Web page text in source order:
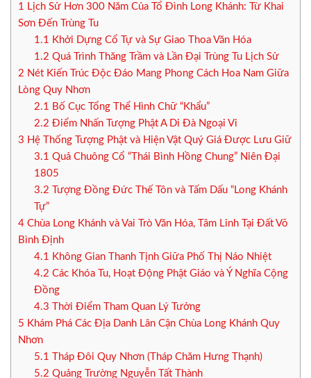
1
Lịch Sử Hơn 300 Năm Của Tổ Đình Long Khánh: Từ Khai
Sơn Đến Trùng Tu
1.1
Khởi Dựng Cổ Tự và Sự Giao Thoa Văn Hóa
1.2 Quá Trình Thăng Trầm và Lần Đại Trùng Tu Lịch Sử
2 Nét Kiến Trúc Độc Đáo Mang Phong Cách Hoa Nam Giữa
Lòng Quy Nhơn
2.1
Bố Cục Tổng Thể Hình Chữ “Khẩu”
2.2 Điểm Nhấn Tượng Phật A Di Đà Ngoại Vi
3 Hệ Thống Tượng Phật và Hiện Vật Quý Giá Được Lưu Giữ
3.1 Quả Chuông Cổ “Thái Bình Hồng Chung” Niên Đại
1805
3.2 Tượng Đồng Đức Thế Tôn và Tấm Dấu “Long Khánh
Tự”
4 Chùa Long Khánh và Vai Trò Văn Hóa, Tâm Linh Tại Đất Võ
Bình Định
4.1
Không Gian Thanh Tịnh Giữa Phố Thị Náo Nhiệt
4.2 Các Khóa Tu, Hoạt Động Phật Giáo và Ý Nghĩa Cộng
Đồng
4.3 Thời Điểm Tham Quan Lý Tưởng
5 Khám Phá Các Địa Danh Lân Cận Chùa Long Khánh Quy
Nhơn
5.1
Tháp Đôi Quy Nhơn (Tháp Chăm Hưng Thạnh)
5.2 Quảng Trường Nguyễn Tất Thành